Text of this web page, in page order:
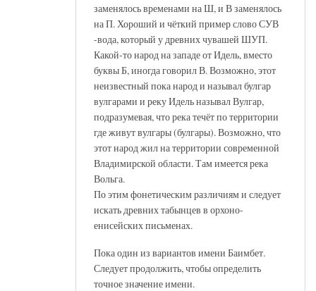
заменялось временами на Ш, и В заменялось
на П. Хороший и чёткий пример слово СУВ
-вода, который у древних чувашей ШУП.
Какой-то народ на западе от Идель, вместо
буквы Б, иногда говорил В. Возможно, этот
неизвестный пока народ и называл булгар
вулгарами и реку Идель называл Вулгар,
подразумевая, что река течёт по территории
где живут вулгары (булгары). Возможно, что
этот народ жил на территории современной
Владимирской области. Там имеется река
Вольга.
По этим фонетическим различиям и следует
искать древних табынцев в орхоно-
енисейских письменах.
Пока один из вариантов имени Баимбет.
Следует продолжить, чтобы определить
точное значение имени.